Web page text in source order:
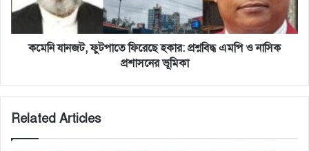
এমপি
ও
নাসিক
প্রশাসনেরকমেনি যানজট, ফুটপাতে ফিরেছে হকার: প্রশ্নবিদ্ধ এমপি ও নাসিক
প্রশাসনের ভূমিকা
Related Articles